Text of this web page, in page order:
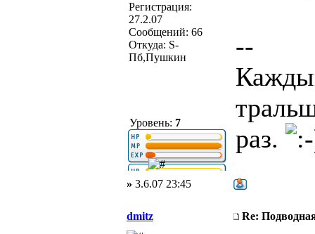
Регистрация:
27.2.07
Сообщений: 66
Откуда: S-
Пб,Пушкин
Уровень: 7
--
раз.
» 3.6.07 23:45
dmitz Re: